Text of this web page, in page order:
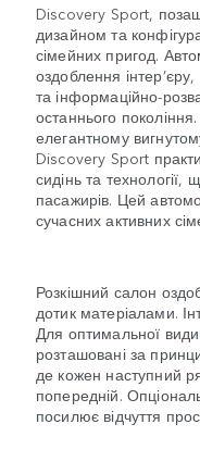
Discovery Sport,
дизайном та
сімейних пригод.
оздоблення
та інформаційно-
останнього
елегантному
Discovery Sport
сидінь та
пасажирів. Цей
сучасних активних
Розкішний салон
дотик матеріалами.
Для оптимальної
розташовані за
де кожен наступний
попередній.
посилює відчуття